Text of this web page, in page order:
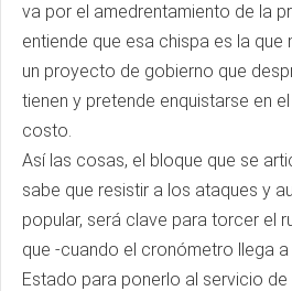
va por el amedrentamiento de la
entiende que esa chispa es la que
un proyecto de gobierno que
tienen y pretende enquistarse en
costo.
Así las cosas, el bloque que se
sabe que resistir a los ataques y
popular, será clave para torcer el
que -cuando el cronómetro llega
Estado para ponerlo al servicio